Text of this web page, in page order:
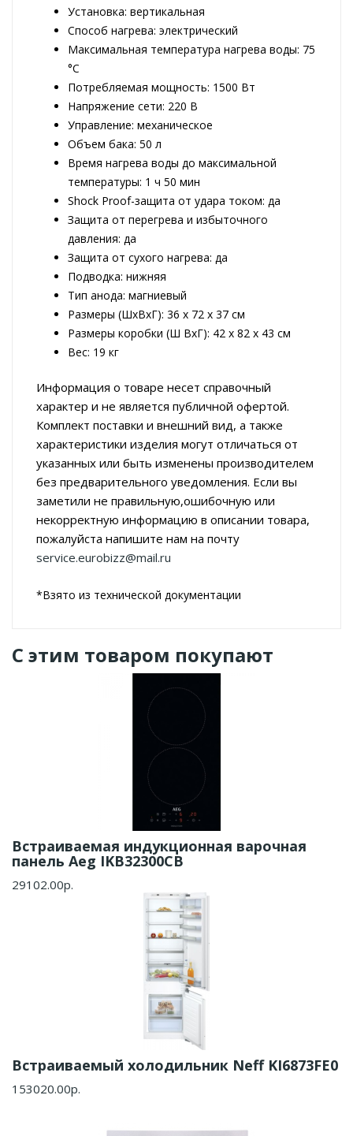
Установка: вертикальная
Способ нагрева: электрический
Максимальная температура нагрева воды: 75
°C
Потребляемая мощность: 1500 Вт
Напряжение сети: 220 В
Управление: механическое
Объем бака: 50 л
Время нагрева воды до максимальной
температуры: 1 ч 50 мин
Shock Proof-защита от удара током: да
Защита от перегрева и избыточного
давления: да
Защита от сухого нагрева: да
Подводка: нижняя
Тип анода: магниевый
Размеры (ШxВxГ): 36 x 72 x 37 см
Размеры коробки (Ш ВxГ): 42 x 82 x 43 см
Вес: 19 кг
Информация о товаре несет справочный
характер и не является публичной офертой.
Комплект поставки и внешний вид, а также
характеристики изделия могут отличаться от
указанных или быть изменены производителем
без предварительного уведомления. Если вы
заметили не правильную,ошибочную или
некорректную информацию в описании товара,
пожалуйста напишите нам на почту
service.eurobizz@mail.ru
*Взято из технической документации
С этим товаром покупают
Встраиваемая индукционная варочная
панель Aeg IKB32300CB
29102.00р.
Встраиваемый холодильник Neff KI6873FE0
153020.00р.